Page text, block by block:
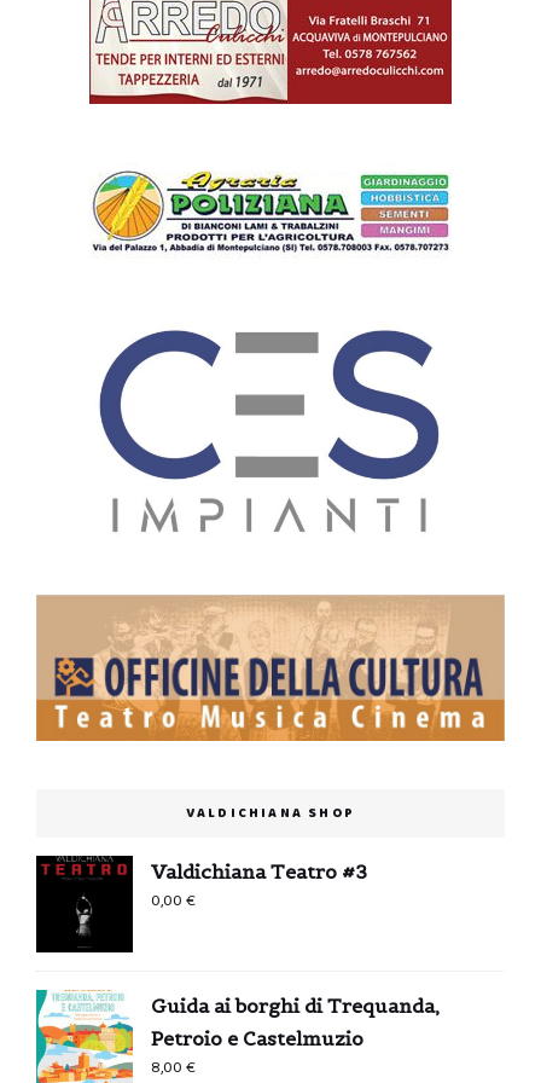
VALDICHIANA SHOP
Valdichiana Teatro #3
0,00€
Guida ai borghi di Trequanda,
Petroio e Castelmuzio
8,00€